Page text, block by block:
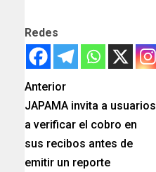
Redes
Anterior
JAPAMA invita a usuarios
a verificar el cobro en
sus recibos antes de
emitir un reporte